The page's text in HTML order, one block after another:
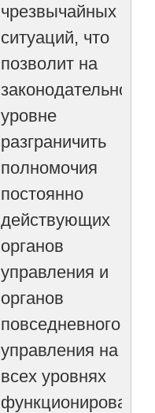
чрезвычайных
ситуаций, что
позволит на
законодательном
уровне
разграничить
полномочия
постоянно
действующих
органов
управления и
органов
повседневного
управления на
всех уровнях
функционирования